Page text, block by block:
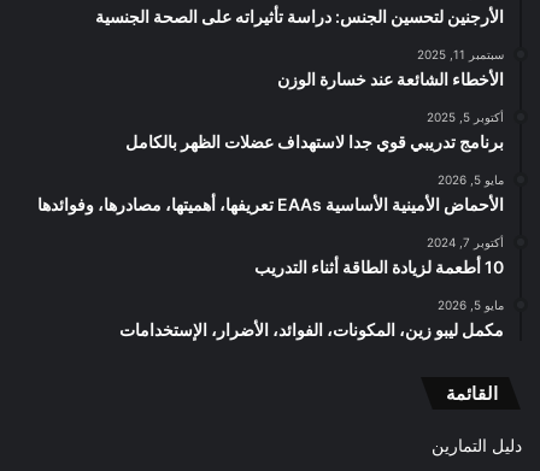
الأرجنين لتحسين الجنس: دراسة تأثيراته على الصحة الجنسية
سبتمبر 11, 2025
الأخطاء الشائعة عند خسارة الوزن
أكتوبر 5, 2025
برنامج تدريبي قوي جدا لاستهداف عضلات الظهر بالكامل
مايو 5, 2026
الأحماض الأمينية الأساسية EAAs تعريفها، أهميتها، مصادرها، وفوائدها
أكتوبر 7, 2024
10 أطعمة لزيادة الطاقة أثناء التدريب
مايو 5, 2026
مكمل ليبو زين، المكونات، الفوائد، الأضرار، الإستخدامات
القائمة
دليل التمارين